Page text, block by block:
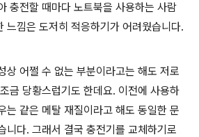
충전할 때마다 노트북을 사용하는 사람
느낌은 도저히 적응하기가 어려웠습니다.
상 어쩔 수 없는 부분이라고는 해도 저로
금 당황스럽기도 한데요. 이전에 사용하
는 같은 메탈 재질이라고 해도 동일한 문
니다. 그래서 결국 충전기를 교체하기로